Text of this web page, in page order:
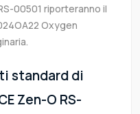
00501 riporteranno il
Oxygen
standard di
Zen-O RS-